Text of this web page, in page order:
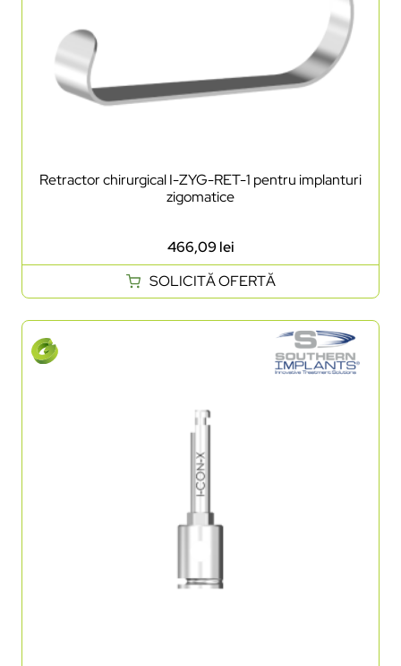
Retractor chirurgical I-ZYG-RET-1 pentru implanturi
zigomatice
466,09lei
SOLICITĂ OFERTĂ